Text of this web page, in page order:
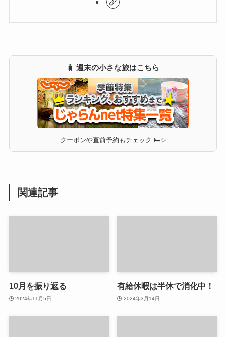
🧳 週末の小さな旅はこちら
クーポンや直前予約もチェック 🛏✨
関連記事
10月を振り返る
2024年11月5日
有給休暇は半休で消化中！
2024年3月14日